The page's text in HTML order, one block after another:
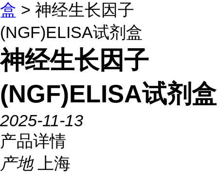
盒 > 神经生长因子
(NGF)ELISA试剂盒
神经生长因子
(NGF)ELISA试剂盒
2025-11-13
产品详情
产地
上海